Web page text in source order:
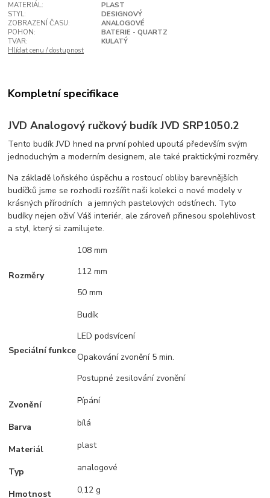
MATERIÁL:
PLAST
STYL:
DESIGNOVÝ
ZOBRAZENÍ ČASU:
ANALOGOVÉ
POHON:
BATERIE - QUARTZ
TVAR:
KULATÝ
Hlídat cenu / dostupnost
Kompletní specifikace
JVD Analogový ručkový budík JVD SRP1050.2
Tento budík JVD hned na první pohled upoutá především svým
jednoduchým a moderním designem, ale také praktickými rozměry.
Na základě loňského úspěchu a rostoucí obliby barevnějších
budíčků jsme se rozhodli rozšířit naši kolekci o nové modely v
krásných přírodních a jemných pastelových odstínech. Tyto
budíky nejen oživí Váš interiér, ale zároveň přinesou spolehlivost
a styl, který si zamilujete.
Rozměry
108 mm
112 mm
50 mm
Speciální funkce
Budík
LED podsvícení
Opakování zvonění 5 min.
Postupné zesilování zvonění
Zvonění Pípání
Barva bílá
Materiál plast
Typ analogové
Hmotnost 0,12 g